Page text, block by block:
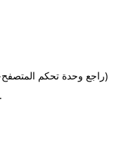
(راجع وحدة تحكم المتصفح
.